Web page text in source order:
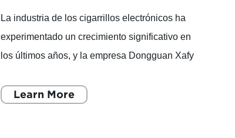
La industria de los cigarrillos electrónicos ha
experimentado un crecimiento significativo en
los últimos años, y la empresa Dongguan Xafy
clave en el merc
Learn More